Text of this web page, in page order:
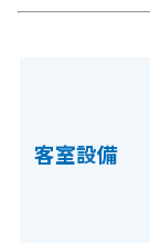
客室設備